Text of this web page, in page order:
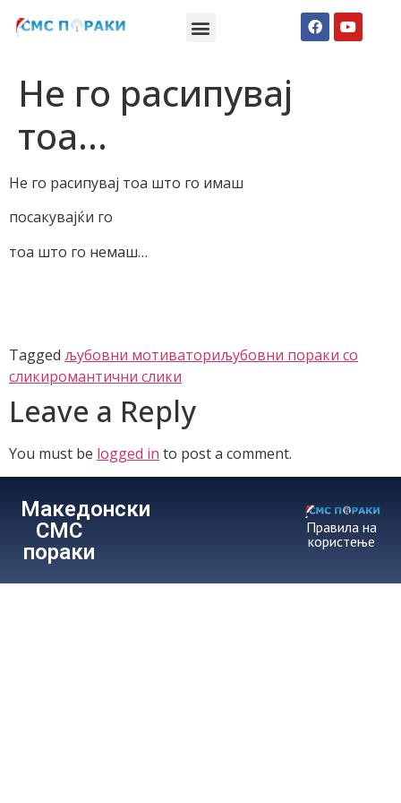
Не го расипувај
тоа…
Не го расипувај тоа што го имаш
посакувајќи го
тоа што го немаш…
Tagged љубовни мотиваториљубовни пораки со
сликиромантични слики
Leave a Reply
You must be logged in to post a comment.
Македонски
СМС
пораки
Правила на
користење